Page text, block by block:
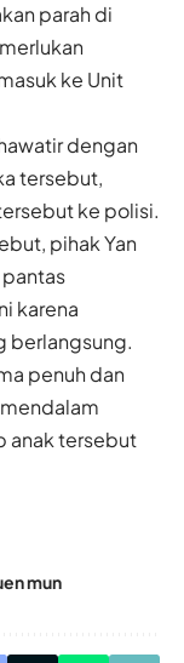
parah di
ke Unit
dengan
tersebut,
ke polisi.
pihak Yan
karena
berlangsung.
penuh dan
anak tersebut
mun